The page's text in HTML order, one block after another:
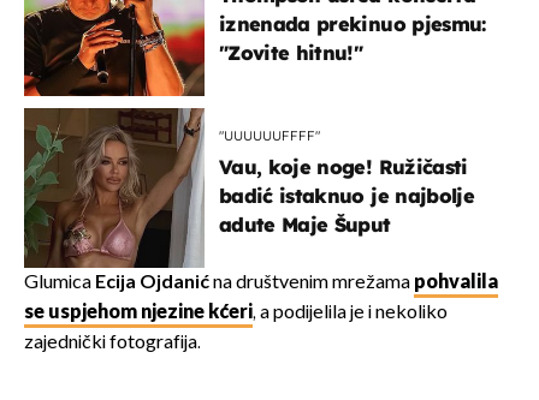
iznenada prekinuo pjesmu:
"Zovite hitnu!"
"UUUUUUFFFF"
Vau, koje noge! Ružičasti
badić istaknuo je najbolje
adute Maje Šuput
Glumica Ecija Ojdanićna društvenim mrežama pohvalila
se uspjehom njezine kćeri, a podijelila je i nekoliko
zajednički fotografija.